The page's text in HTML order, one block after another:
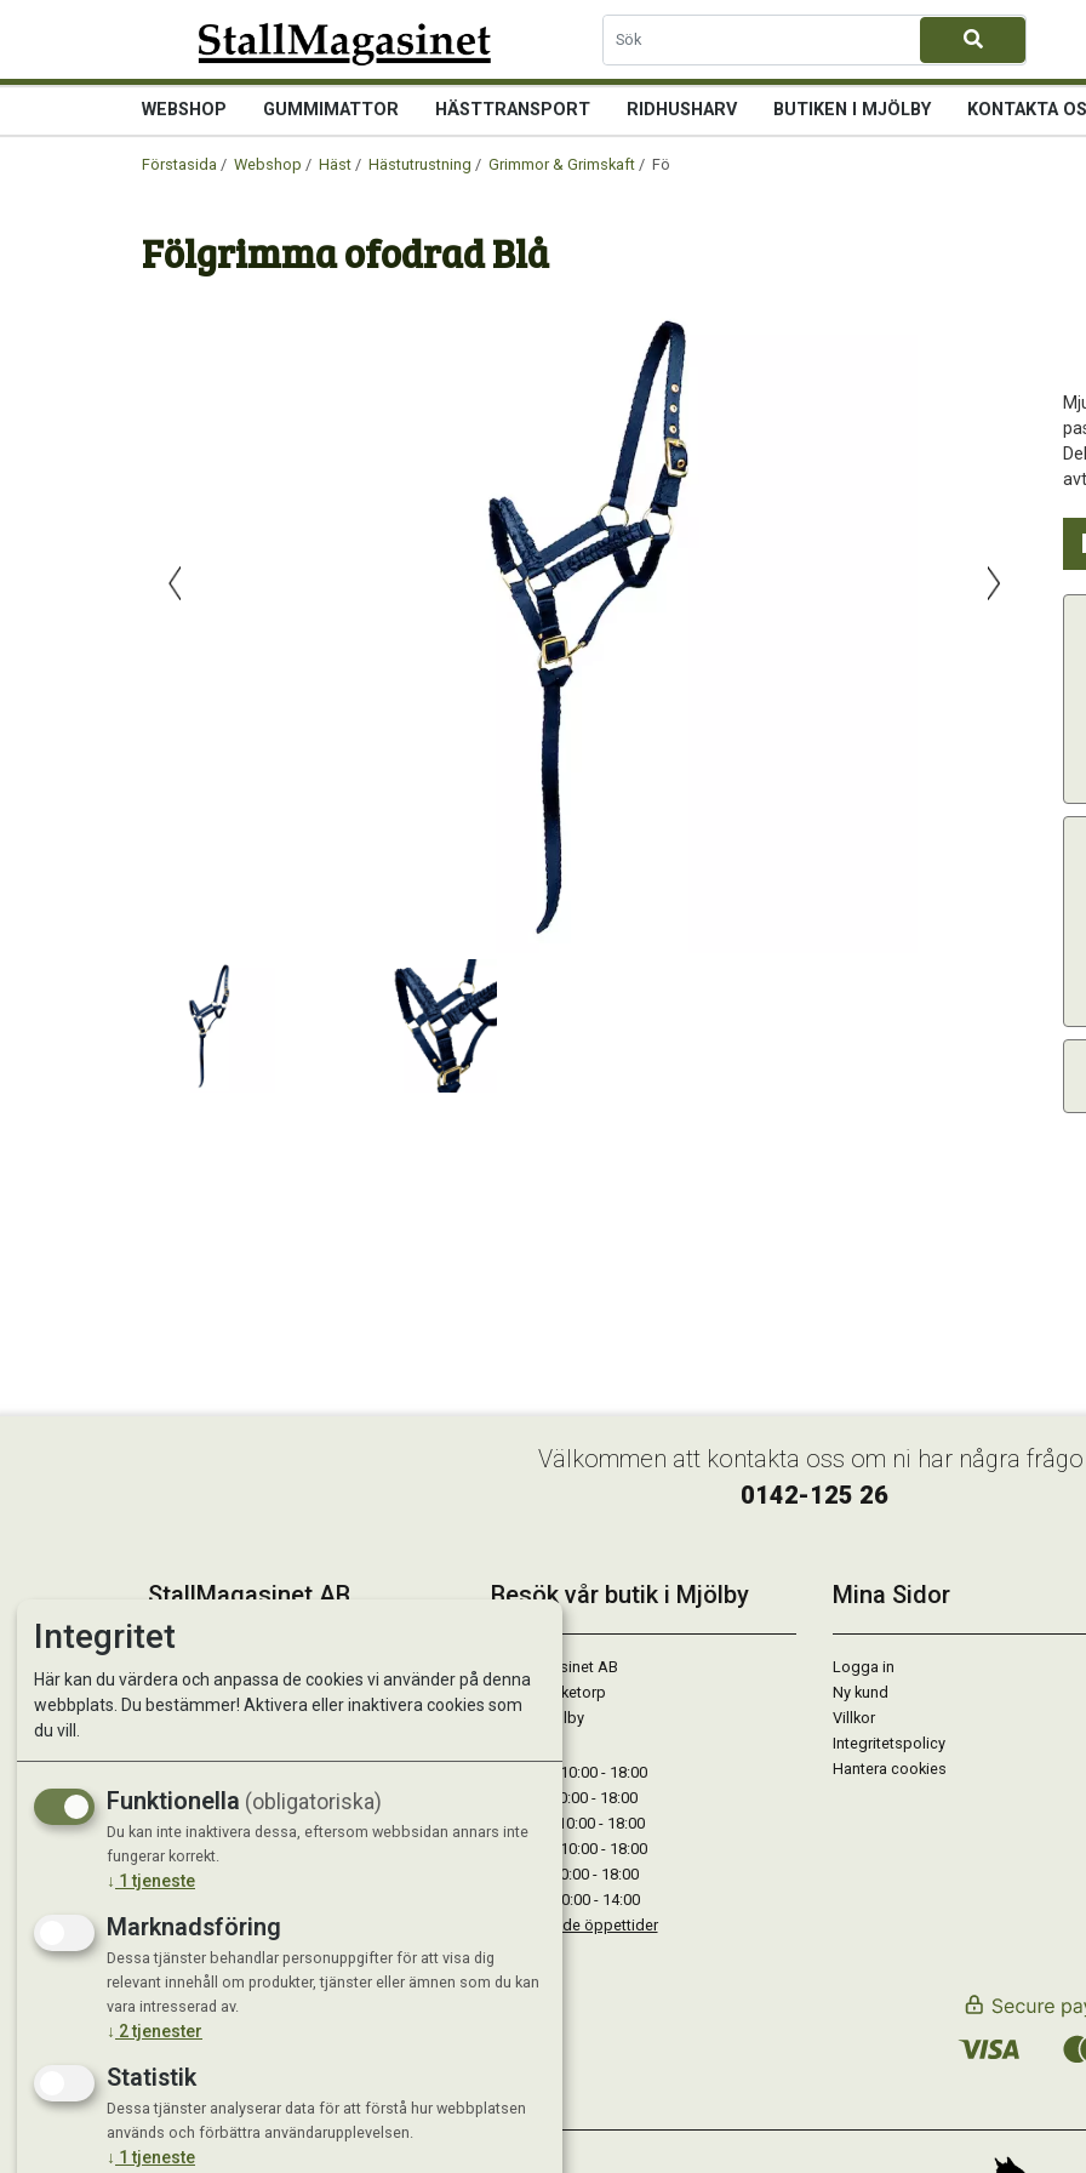
WEBSHOP GUMMIMATTOR HÄSTTRANSPORT RIDHUSHARV BUTIKEN I MJÖLBY KONTAKTA
Förstasida / Webshop / Häst / Hästutrustning / Grimmor & Grimskaft / Fölgrimma ofodrad Blå
Fölgrimma ofodrad Blå
Välkommen att kontakta oss om ni har några
0142-125 26
StallMagasinet AB Besök vår butik i Mjölby
StallMagasinet AB
Västra Lärketorp
59595 Mjölby
Måndag : 10:00 - 18:00
Tisdag : 10:00 - 18:00
Onsdag : 10:00 - 18:00
Torsdag : 10:00 - 18:00
Fredag : 10:00 - 18:00
Lördag : 10:00 - 14:00
Se avvikande öppettider
Mina Sidor
Logga in
Ny kund
Villkor
Integritetspolicy
Hantera cookies
Integritet
Här kan du värdera och anpassa de cookies vi använder på denna
webbplats. Du bestämmer! Aktivera eller inaktivera cookies som
du vill.
Funktionella (obligatoriska)
Du kan inte inaktivera dessa, eftersom webbsidan annars inte
fungerar korrekt.
↓ 1 tjeneste
Marknadsföring
Dessa tjänster behandlar personuppgifter för att visa dig
relevant innehåll om produkter, tjänster eller ämnen som du kan
vara intresserad av.
↓ 2tjenester
Statistik
Dessa tjänster analyserar data för att förstå hur webbplatsen
används och förbättra användarupplevelsen.
↓ 1 tjeneste